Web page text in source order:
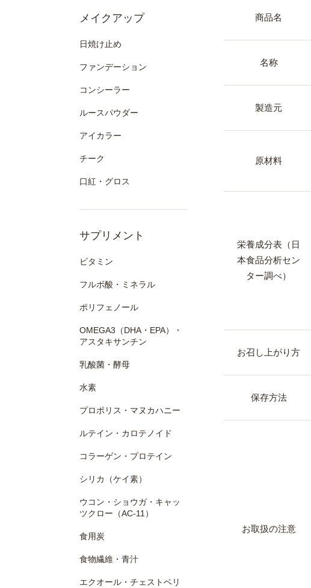
メイクアップ
日焼け止め
ファンデーション
コンシーラー
ルースパウダー
アイカラー
チーク
口紅・グロス
サプリメント
ビタミン
フルボ酸・ミネラル
ポリフェノール
OMEGA3（DHA・EPA）・
アスタキサンチン
乳酸菌・酵母
水素
プロポリス・マヌカハニー
ルテイン・カロテノイド
コラーゲン・プロテイン
シリカ（ケイ素）
ウコン・ショウガ・キャッ
ツクロー（AC-11）
食用炭
食物繊維・青汁
エクオール・チェストベリ
商品名
名称
製造元
原材料
栄養成分表（日
本食品分析セン
ター調べ）
お召し上がり方
保存方法
お取扱の注意